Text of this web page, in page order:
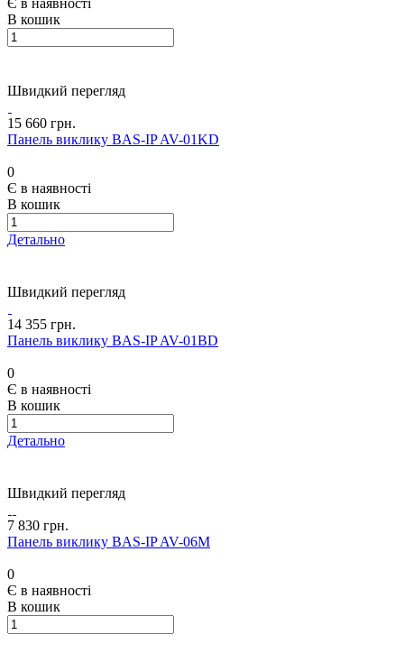
Є в наявності
В кошик
Швидкий перегляд
15 660 грн.
Панель виклику BAS-IP AV-01KD
0
Є в наявності
В кошик
Детально
Швидкий перегляд
14 355 грн.
Панель виклику BAS-IP AV-01BD
0
Є в наявності
В кошик
Детально
Швидкий перегляд
7 830 грн.
Панель виклику BAS-IP AV-06M
0
Є в наявності
В кошик